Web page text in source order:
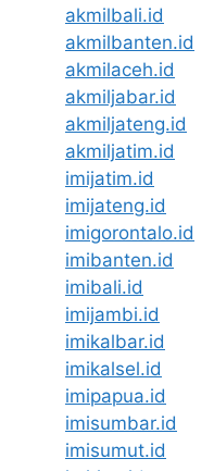
akmilbali.id
akmilbanten.id
akmilaceh.id
akmiljabar.id
akmiljateng.id
akmiljatim.id
imijatim.id
imijateng.id
imigorontalo.id
imibanten.id
imibali.id
imijambi.id
imikalbar.id
imikalsel.id
imipapua.id
imisumbar.id
imisumut.id